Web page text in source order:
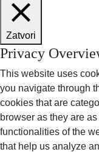
Zatvori
Privacy
This website uses
you navigate through
cookies that are
browser as they are
functionalities of the
that help us analyze